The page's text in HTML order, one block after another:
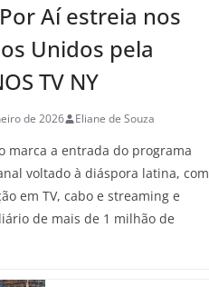
Aí estreia nos
Unidos pela
TV NY
de 2026 Eliane de Souza
marca a entrada do programa
voltado à diáspora latina, com
em TV, cabo e streaming e
de mais de 1 milhão de